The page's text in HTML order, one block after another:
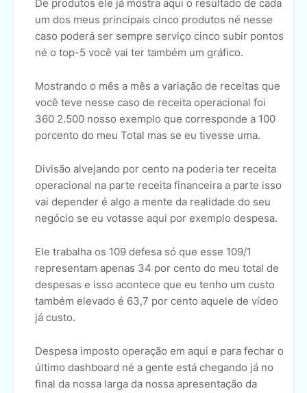
De produtos ele já mostra aqui o resultado de cada
um dos meus principais cinco produtos né nesse
caso poderá ser sempre serviço cinco subir pontos
né o top-5 você vai ter também um gráfico.
Mostrando o mês a mês a variação de receitas que
você teve nesse caso de receita operacional foi
360 2.500 nosso exemplo que corresponde a 100
porcento do meu Total mas se eu tivesse uma.
Divisão alvejando por cento na poderia ter receita
operacional na parte receita financeira a parte isso
vai depender é algo a mente da realidade do seu
negócio se eu votasse aqui por exemplo despesa.
Ele trabalha os 109 defesa só que esse 109/1
representam apenas 34 por cento do meu total de
despesas e isso acontece que eu tenho um custo
também elevado é 63,7 por cento aquele de vídeo
já custo.
Despesa imposto operação em aqui e para fechar o
último dashboard né a gente está chegando já no
final da nossa larga da nossa apresentação da